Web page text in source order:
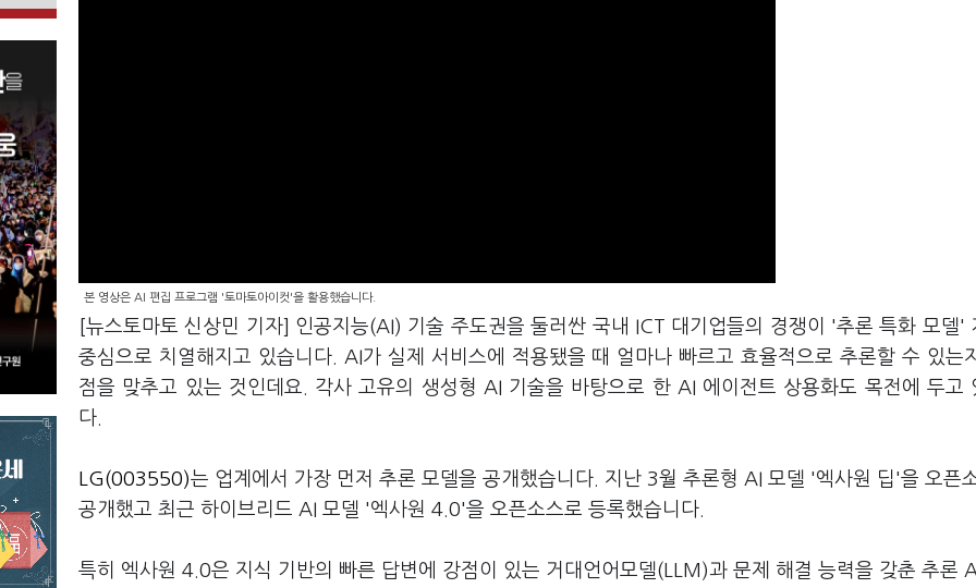
본 영상은 AI 편집 프로그램 '토마토아이컷'을 활용했습니다.
[뉴스토마토 신상민 기자] 인공지능(AI) 기술 주도권을 둘러싼 국내 ICT 대기업들의 경쟁이 '추론 특화 모델'
중심으로 치열해지고 있습니다. AI가 실제 서비스에 적용됐을 때 얼마나 빠르고 효율적으로 추론할 수 있는
점을 맞추고 있는 것인데요. 각사 고유의 생성형 AI 기술을 바탕으로 한 AI 에이전트 상용화도 목전에 두고
다.
LG(003550)는 업계에서 가장 먼저 추론 모델을 공개했습니다. 지난 3월 추론형 AI 모델 '엑사원 딥'을 오픈
공개했고 최근 하이브리드 AI 모델 '엑사원 4.0'을 오픈소스로 등록했습니다.
특히 엑사원 4.0은 지식 기반의 빠른 답변에 강점이 있는 거대언어모델(LLM)과 문제 해결 능력을 갖춘 추론